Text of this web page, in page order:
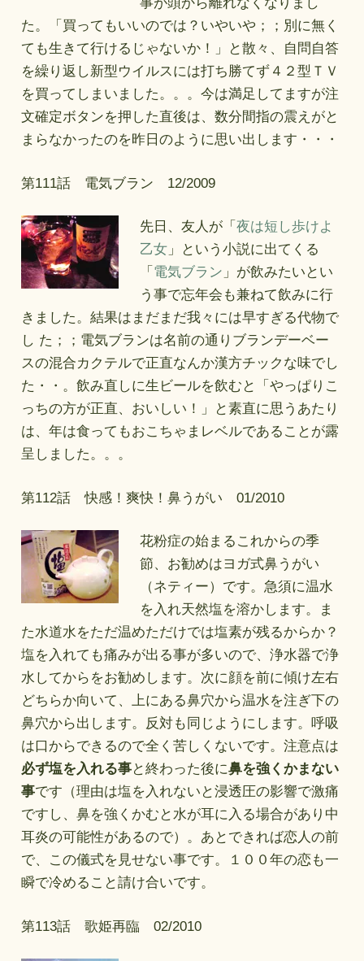
た。「買ってもいいのでは？いやいや；；別に無く
ても生きて行けるじゃないか！」と散々、自問自答
を繰り返し新型ウイルスには打ち勝てず４２型ＴＶ
を買ってしまいました。。。今は満足してますが注
文確定ボタンを押した直後は、数分間指の震えがと
まらなかったのを昨日のように思い出します・・・
第111話 電気ブラン 12/2009
先日、友人が「 夜は短し歩けよ
乙女」という小説に出てくる
「 電気ブラン 」が飲みたいとい
う事で忘年会も兼ねて飲みに行
きました。結果はまだまだ我々には早すぎる代物で
し た；；電気ブランは名前の通りブランデーベー
スの混合カクテルで正直なんか漢方チックな味でし
た・・。飲み直しに生ビールを飲むと「やっぱりこ
っちの方が正直、おいしい！」と素直に思うあたり
は、年は食ってもおこちゃまレベルであることが露
呈しました。。。
第112話 快感！爽快！鼻うがい 01/2010
花粉症の始まるこれからの季
節、お勧めはヨガ式鼻うがい
（ネティー）です。急須に温水
を入れ天然塩を溶かします。ま
た水道水をただ温めただけでは塩素が残るからか？
塩を入れても痛みが出る事が多いので、浄水器で浄
水してからをお勧めします。次に顔を前に傾け左右
どちらか向いて、上にある鼻穴から温水を注ぎ下の
鼻穴から出します。反対も同じようにします。呼吸
は口からできるので全く苦しくないです。注意点は
必ず塩を入れる事と終わった後に鼻を強くかまない
事です（理由は塩を入れないと浸透圧の影響で激痛
ですし、鼻を強くかむと水が耳に入る場合があり中
耳炎の可能性があるので）。あとできれば恋人の前
で、この儀式を見せない事です。１００年の恋も一
瞬で冷めること請け合いです。
第113話 歌姫再臨 02/2010